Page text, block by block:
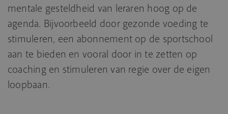
mentale gesteldheid van leraren hoog op de
agenda. Bijvoorbeeld door gezonde voeding te
stimuleren, een abonnement op de sportschool
aan te bieden en vooral door in te zetten op
coaching en stimuleren van regie over de eigen
loopbaan.